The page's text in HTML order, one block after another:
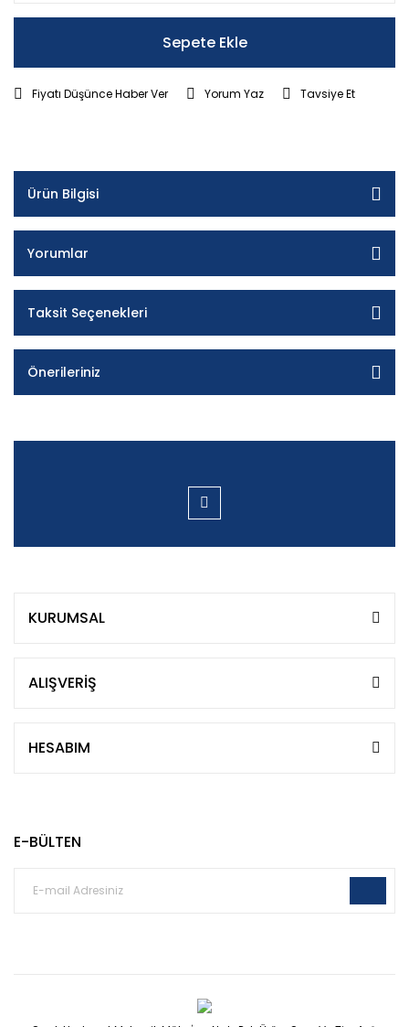
Sepete Ekle
Fiyatı Düşünce Haber Ver Yorum Yaz Tavsiye Et
Ürün Bilgisi
Yorumlar
Taksit Seçenekleri
Önerileriniz
KURUMSAL
ALIŞVERİŞ
HESABIM
E-BÜLTEN